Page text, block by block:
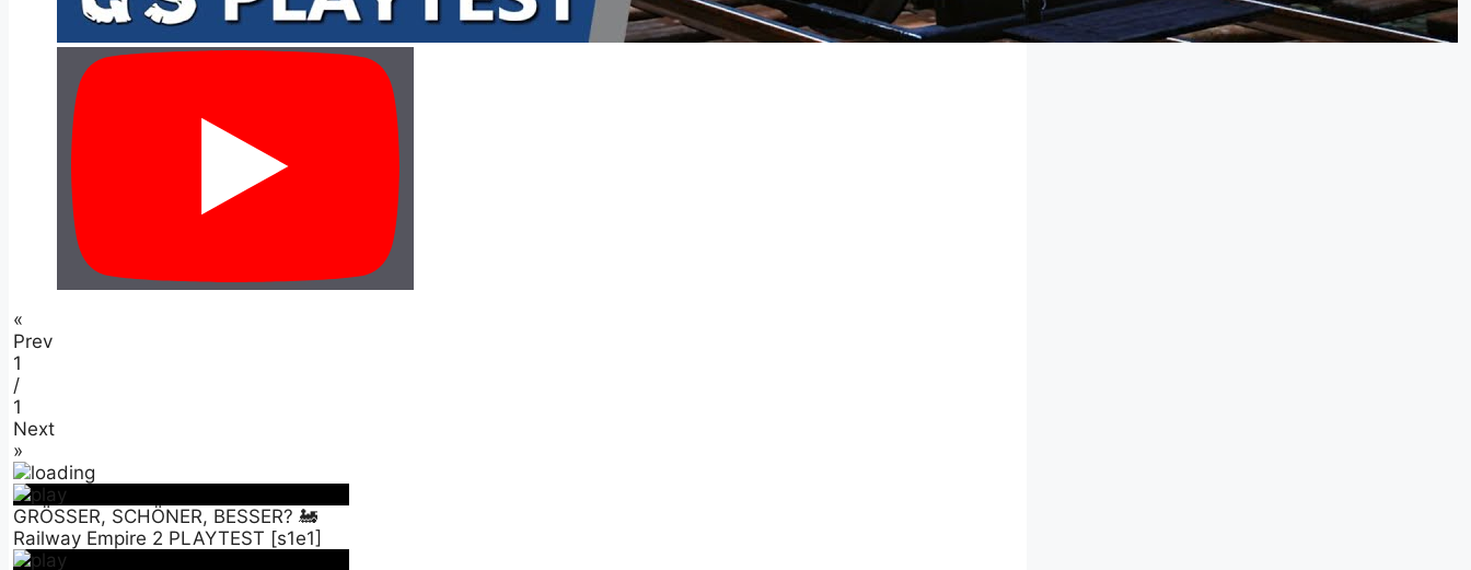
«
Prev
1
/
1
Next
»
GRÖSSER, SCHÖNER, BESSER? 🚂
Railway Empire 2 PLAYTEST [s1e1]